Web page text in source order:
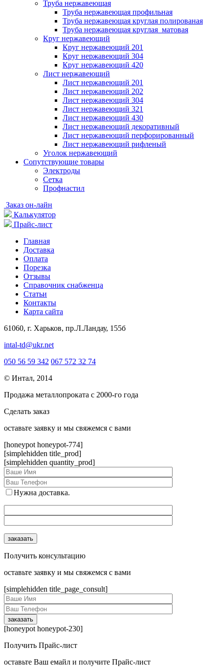
Труба нержавеющая
Труба нержавеющая профильная
Труба нержавеющая круглая полированая
Труба нержавеющая круглая матовая
Круг нержавеющий
Круг нержавеющий 201
Круг нержавеющий 304
Круг нержавеющий 420
Лист нержавеющий
Лист нержавеющий 201
Лист нержавеющий 202
Лист нержавеющий 304
Лист нержавеющий 321
Лист нержавеющий 430
Лист нержавеющий декоративный
Лист нержавеющий перфорированный
Лист нержавеющий рифленый
Уголок нержавеющий
Cопутствующие товары
Электроды
Сетка
Профнастил
Заказ он-лайн
Калькулятор
Прайс-лист
Главная
Доставка
Оплата
Порезка
Отзывы
Справочник снабженца
Статьи
Контакты
Карта сайта
61060, г. Харьков, пр.Л.Ландау, 155б
intal-td@ukr.net
050 56 59 342 067 572 32 74
© Интал, 2014
Продажа металлопроката с 2000-го года
Сделать заказ
оcтавьте заявку и мы свяжемся с вами
[honeypot honeypot-774]
[simplehidden title_prod]
[simplehidden quantity_prod]
Нужна доставка.
Получить консультацию
оcтавьте заявку и мы свяжемся с вами
[simplehidden title_page_consult]
[honeypot honeypot-230]
Получить Прайс-лист
оcтавьте Ваш емайл и получите Прайс-лист